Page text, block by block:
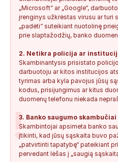
NEPATIKIMAS +37060388940 2026-
Keista: Sukčių stacionaraus
+37052041945 2026-
!
„Microsoft“ ar „Google“,
įrenginys užkrėstas virusu ar turi
„padėti“ suteikiant nuotolinę
prie slaptažodžių, banko
2. Netikra policija ar
Skambinantysis prisistato
darbuotoju ar kitos institucijos
tyrimas arba kyla pavojus jūsų
kodus, prisijungimus ar kitus
duomenų telefonu niekada
3. Banko saugumo skambučiai
Skambintojai apsimeta banko
įtikinti, kad jūsų sąskaita buvo
„patvirtinti tapatybę“ pateikiant
pervedant lėšas į „saugią